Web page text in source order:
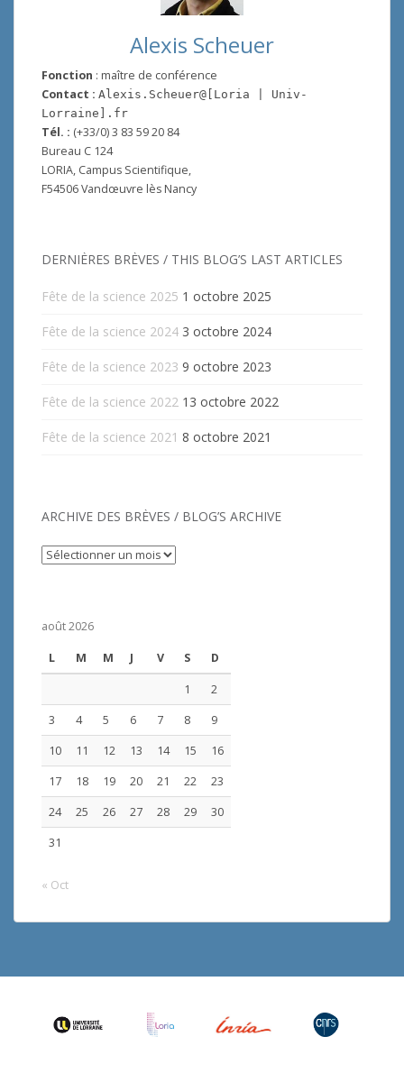
Alexis Scheuer
Fonction : maître de conférence
Contact : Alexis.Scheuer@[Loria | Univ-
Lorraine].fr
Tél. : (+33/0) 3 83 59 20 84
Bureau C 124
LORIA, Campus Scientifique,
F54506 Vandœuvre lès Nancy
DERNIÈRES BRÈVES / THIS BLOG’S LAST ARTICLES
Fête de la science 2025 1 octobre 2025
Fête de la science 2024 3 octobre 2024
Fête de la science 2023 9 octobre 2023
Fête de la science 2022 13 octobre 2022
Fête de la science 2021 8 octobre 2021
ARCHIVE DES BRÈVES / BLOG’S ARCHIVE
Archive
Blog’s
août 2026
L M M J V S D
1
2
3
4 5 6 7 8
9
10
11 12 13 14 15
16
17
18 19 20 21 22
23
24
25 26 27 28 29
30
31
« Oct